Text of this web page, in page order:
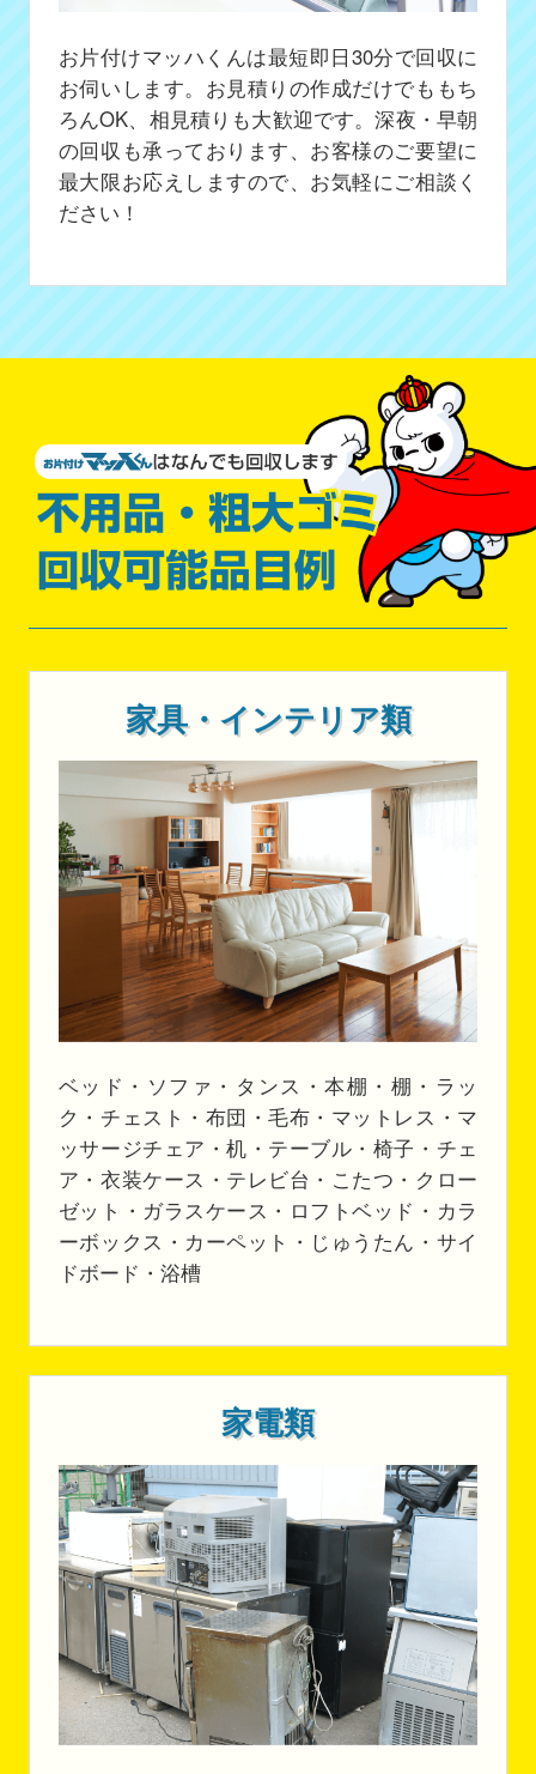
お片付けマッハくんは最短即日30分で回収に
お伺いします。お見積りの作成だけでももち
ろんOK、相見積りも大歓迎です。深夜・早朝
の回収も承っております、お客様のご要望に
最大限お応えしますので、お気軽にご相談く
ださい！
家具・インテリア類
ベッド・ソファ・タンス・本棚・棚・ラッ
ク・チェスト・布団・毛布・マットレス・マ
ッサージチェア・机・テーブル・椅子・チェ
ア・衣装ケース・テレビ台・こたつ・クロー
ゼット・ガラスケース・ロフトベッド・カラ
ーボックス・カーペット・じゅうたん・サイ
ドボード・浴槽
家電類